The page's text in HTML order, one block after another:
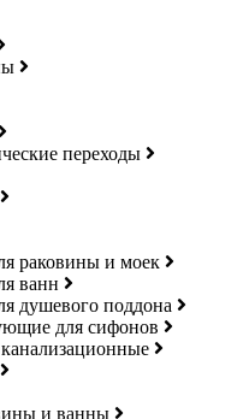
переходы
раковины и моек
ванн
душевого поддона
для сифонов
и ванны